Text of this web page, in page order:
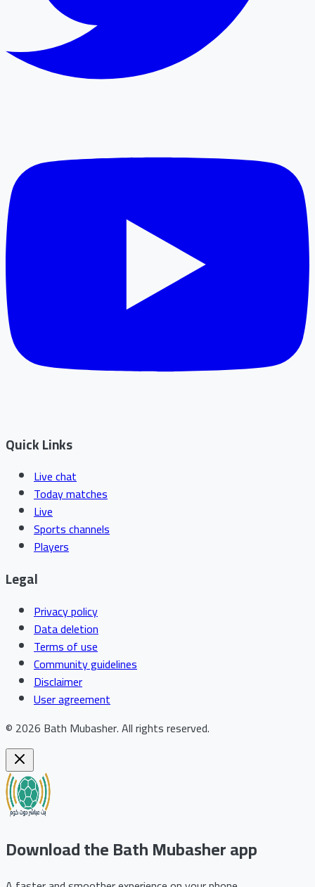
Quick Links
Live chat
Today matches
Live
Sports channels
Players
Legal
Privacy policy
Data deletion
Terms of use
Community guidelines
Disclaimer
User agreement
© 2026 Bath Mubasher.All rights reserved.
Download the Bath Mubasher app